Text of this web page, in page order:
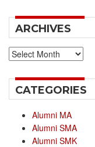
ARCHIVES
Archives
CATEGORIES
Alumni MA
Alumni SMA
Alumni SMK